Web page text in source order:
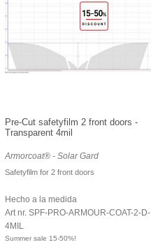
Pre-Cut safetyfilm 2 front doors -
Transparent 4mil
Armorcoat® - Solar Gard
Safetyfilm for 2 front doors
Hecho a la medida
Art nr. SPF-PRO-ARMOUR-COAT-2-D-
4MIL
Summer sale 15-50%!